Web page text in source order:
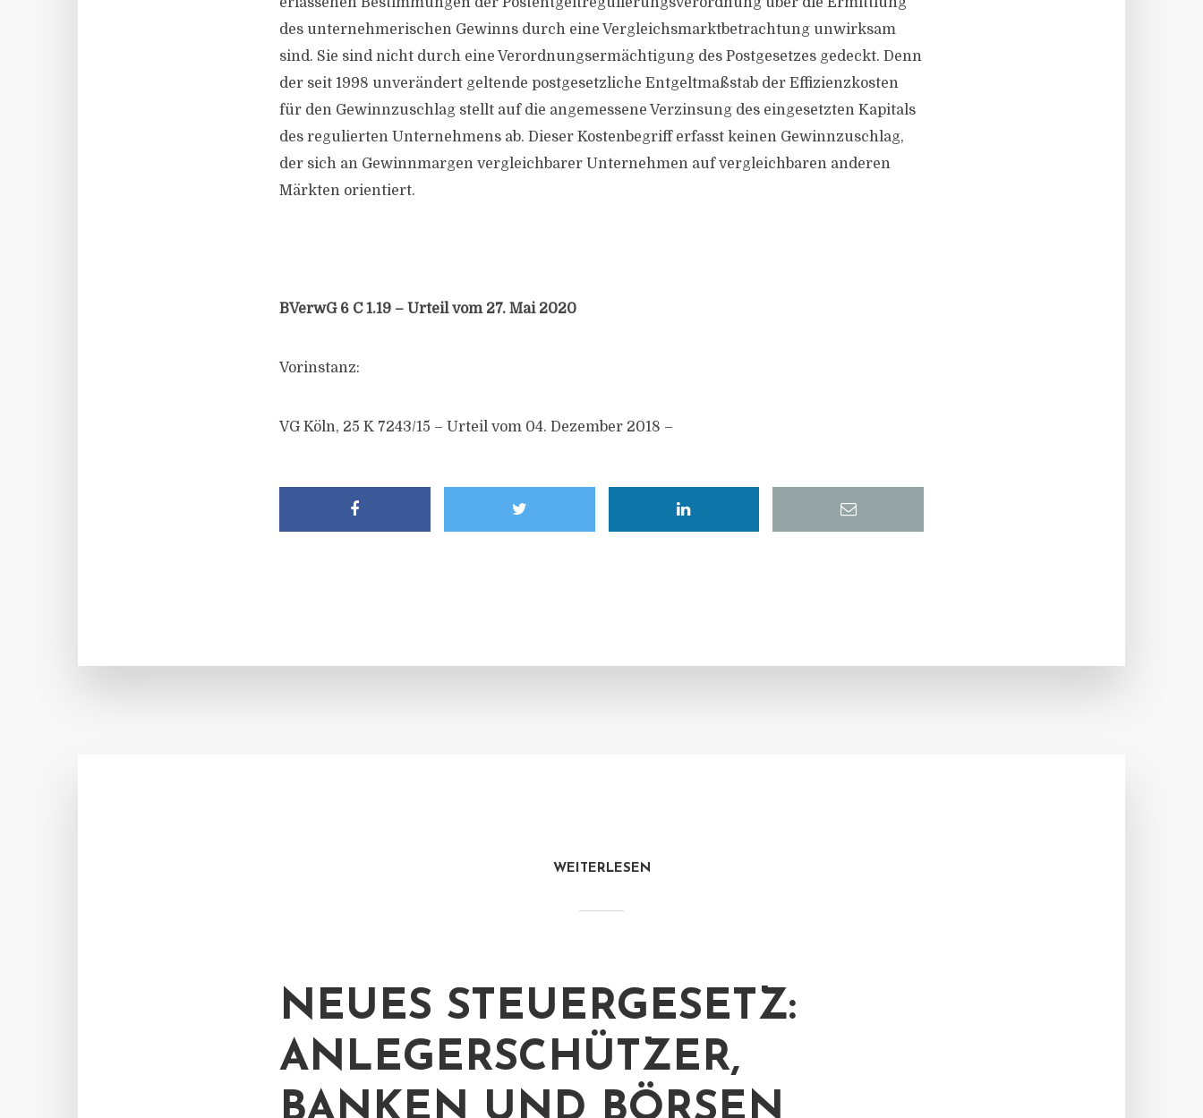
des unternehmerischen Gewinns durch eine Vergleichsmarktbetrachtung unwirksam
sind. Sie sind nicht durch eine Verordnungsermächtigung des Postgesetzes gedeckt. Denn
der seit 1998 unverändert geltende postgesetzliche Entgeltmaßstab der Effizienzkosten
für den Gewinnzuschlag stellt auf die angemessene Verzinsung des eingesetzten Kapitals
des regulierten Unternehmens ab. Dieser Kostenbegriff erfasst keinen Gewinnzuschlag,
der sich an Gewinnmargen vergleichbarer Unternehmen auf vergleichbaren anderen
Märkten orientiert.
BVerwG 6 C 1.19 – Urteil vom 27. Mai 2020
Vorinstanz:
VG Köln, 25 K 7243/15 – Urteil vom 04. Dezember 2018 –
WEITERLESEN
NEUES STEUERGESETZ:
ANLEGERSCHÜTZER,